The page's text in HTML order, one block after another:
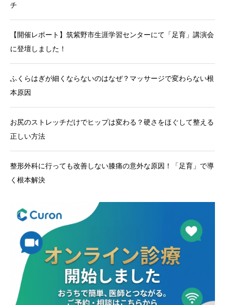
チ
【開催レポート】筑紫野市生涯学習センターにて「足育」講演会
に登壇しました！
ふくらはぎが細くならないのはなぜ？マッサージで変わらない根
本原因
お尻のストレッチだけでヒップは変わる？硬さをほぐして整える
正しい方法
整形外科に行っても改善しない膝痛の意外な原因！「足育」で導
く根本解決